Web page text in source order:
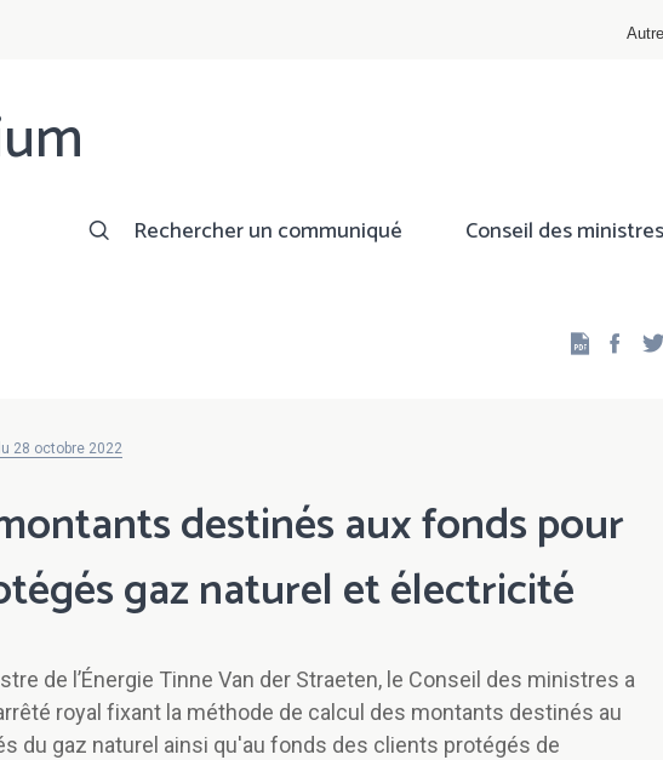
Rechercher un communiqué Conseil des ministres
28 octobre 2022
destinés aux fonds pour
gaz naturel et électricité
de l’Énergie Tinne Van der Straeten, le Conseil des ministres a
royal fixant la méthode de calcul des montants destinés au
du gaz naturel ainsi qu'au fonds des clients protégés de